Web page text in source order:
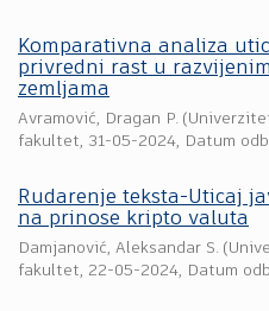
Komparativna analiza
privredni rast u
zemljama
Avramović, Dragan P. (
fakultet, 31-05-2024, Datum
Rudarenje teksta-Uticaj
na prinose kripto valuta
Damjanović, Aleksandar S. (
fakultet, 22-05-2024, Datum